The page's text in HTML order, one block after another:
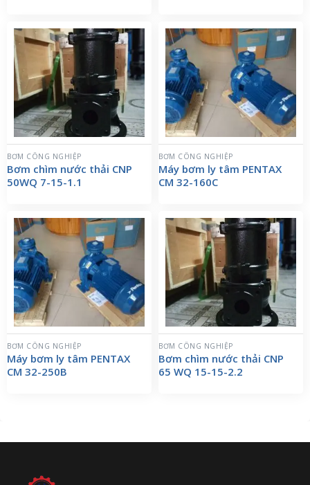
BƠM CÔNG NGHIỆP
Bơm chìm nước thải CNP
50WQ 7-15-1.1
BƠM CÔNG NGHIỆP
Máy bơm ly tâm PENTAX
CM 32-160C
BƠM CÔNG NGHIỆP
Máy bơm ly tâm PENTAX
CM 32-250B
BƠM CÔNG NGHIỆP
Bơm chìm nước thải CNP
65 WQ 15-15-2.2